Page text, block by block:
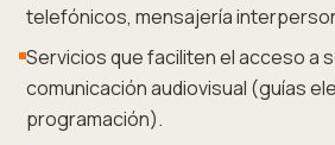
telefónicos, mensajería
Servicios que faciliten el acceso a
comunicación audiovisual (guías
programación).